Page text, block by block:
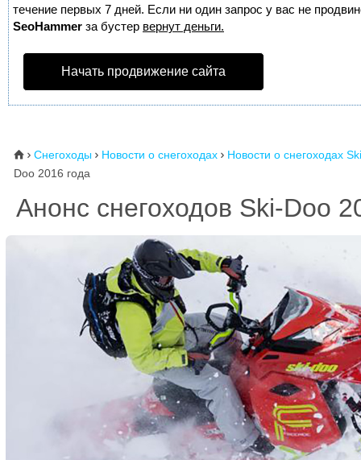
течение первых 7 дней. Если ни один запрос у вас не
SeoHammer за бустер вернут деньги.
Начать продвижение сайта
⌂  Снегоходы  Новости о снегоходах  Новости о снегоходах
Doo 2016 года
Анонс снегоходов Ski-Doo